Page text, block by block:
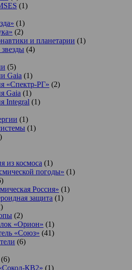
(1)
(1)
(2)
и планетарии (1)
(4)
(5)
Gaia (1)
«Спектр-РГ» (2)
Gaia (1)
Integral (1)
(1)
(1)
из космоса (1)
погоды» (1)
Россия» (1)
защита (1)
(2)
«Орион» (1)
«Союз» (41)
(6)
(6)
КВ2» (1)